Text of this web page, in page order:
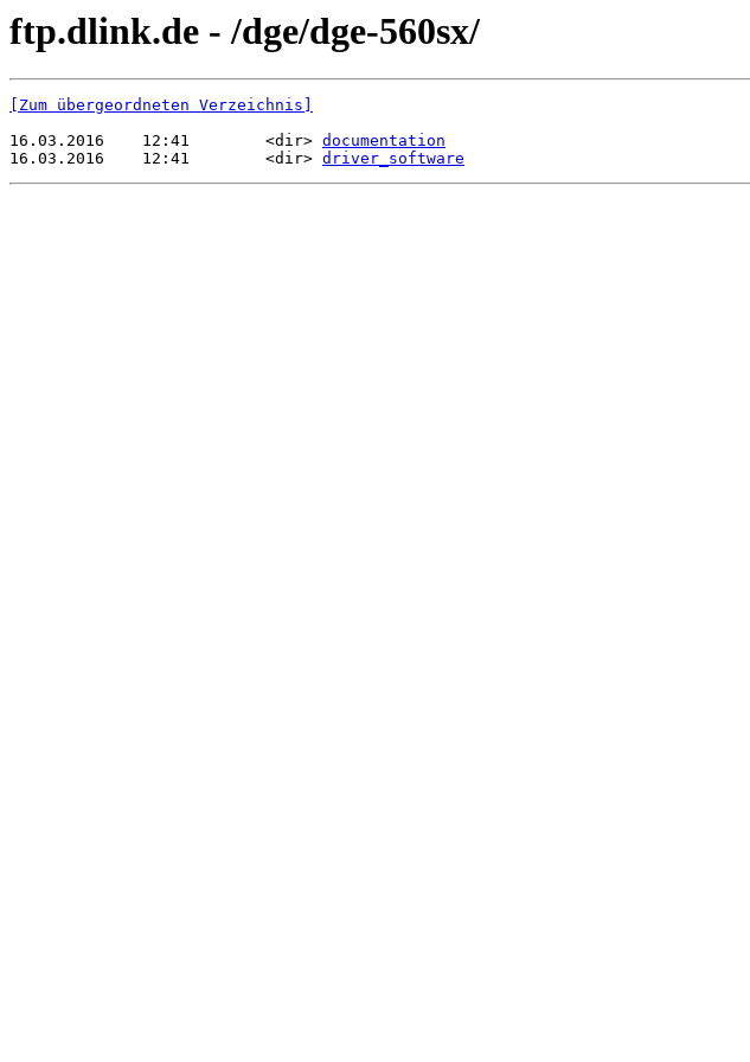
ftp.dlink.de - /dge/dge-560sx/
[Zum übergeordneten Verzeichnis]
16.03.2016    12:41        <dir> documentation
16.03.2016    12:41        <dir> driver_software